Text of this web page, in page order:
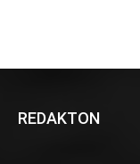
REDAKTON